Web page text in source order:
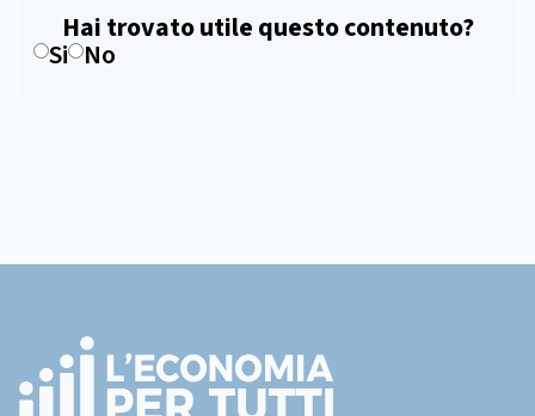
Hai trovato utile questo contenuto?
Si No